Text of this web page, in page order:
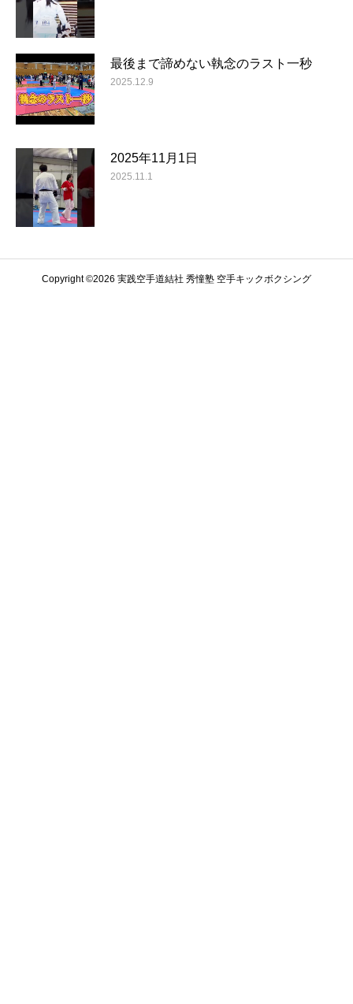
最後まで諦めない執念のラスト一秒
2025.12.9
2025年11月1日
2025.11.1
Copyright ©️2026 実践空手道結社 秀憧塾 空手キックボクシング